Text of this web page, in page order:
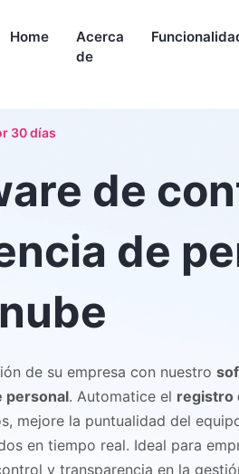
Home
Acerca
de
30 días
de
de
de su empresa con nuestro
personal. Automatice el registro
mejore la puntualidad del
en tiempo real. Ideal para
y transparencia en la